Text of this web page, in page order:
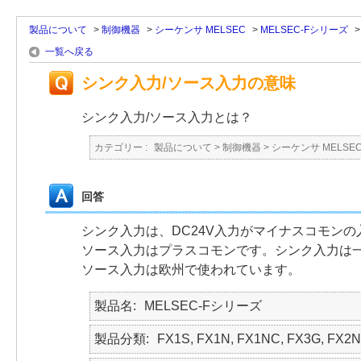
製品について > 制御機器 > シーケンサ MELSEC > MELSEC-Fシリーズ
一覧へ戻る
シンク入力/ソース入力の意味
シンク入力/ソース入力とは？
カテゴリー : 製品について > 制御機器 > シーケンサ
回答
シンク入力は、DC24V入力がマイナスコモンの
ソース入力はプラスコモンです。シンク入力は
ソース入力は欧州で使われています。
製品名 MELSEC-Fシリーズ
製品分類 FX1S, FX1N, FX1NC, FX3G,